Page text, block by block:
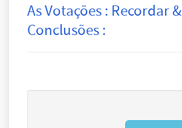
As Votações : Recordar &
Conclusões :